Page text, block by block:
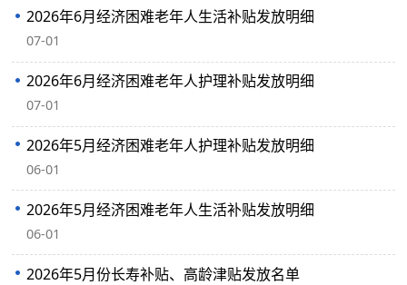
2026年6月经济困难老年人生活补贴发放明细
07-01
2026年6月经济困难老年人护理补贴发放明细‍
07-01
2026年5月经济困难老年人护理补贴发放明细‍
06-01
2026年5月经济困难老年人生活补贴发放明细
06-01
2026年5月份长寿补贴、高龄津贴发放名单